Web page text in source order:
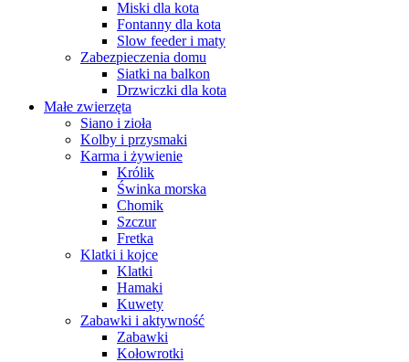
Miski dla kota
Fontanny dla kota
Slow feeder i maty
Zabezpieczenia domu
Siatki na balkon
Drzwiczki dla kota
Małe zwierzęta
Siano i zioła
Kolby i przysmaki
Karma i żywienie
Królik
Świnka morska
Chomik
Szczur
Fretka
Klatki i kojce
Klatki
Hamaki
Kuwety
Zabawki i aktywność
Zabawki
Kołowrotki